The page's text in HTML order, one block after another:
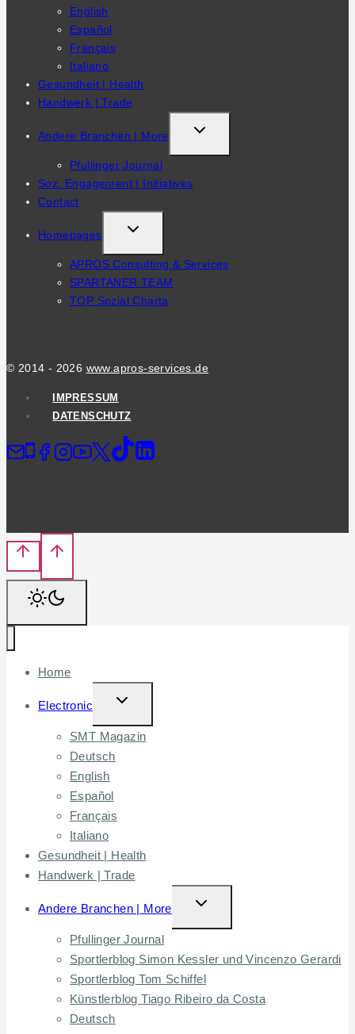
English
Español
Français
Italiano
Gesundheit | Health
Handwerk | Trade
Andere Branchen | More
TOGGLE
CHILD
Pfullinger Journal
Soz. Engagement | Initiatives
Contact
Homepages
TOGGLE
CHILD
APROS Consulting & Services
SPARTANER TEAM
TOP Sozial Charta
© 2014 - 2026 www.apros-services.de
IMPRESSUM
DATENSCHUTZ
Home
Electronic
TOGGLE
CHILD
MENU
SMT Magazin
Deutsch
English
Español
Français
Italiano
Gesundheit | Health
Handwerk | Trade
Andere Branchen | More
TOGGLE
CHILD
Pfullinger Journal
Sportlerblog Simon Kessler und Vincenzo Gerardi
Sportlerblog Tom Schiffel
Künstlerblog Tiago Ribeiro da Costa
Deutsch